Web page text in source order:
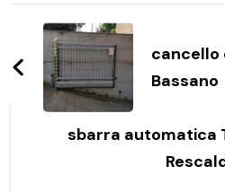
Navigazione
articoli
cancello
Bassano
sbarra automatica